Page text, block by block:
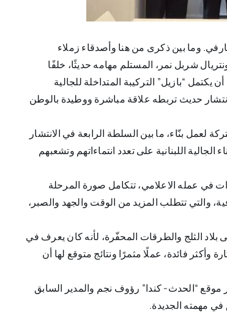
وما بين ذكرى من هنا وأصدقاء زملاء
شربل نمر، المستلم مهامه حديثًا، خلفًا
“بازيل” التركيبة المتداخلة للجالية
حديث تربطه علاقة مباشرة ووطيدة بالوطن
لعمل بنّاء، ما بين السلطة الرابعة في الانتشار
اللبنانية على تعدد انتماءاتهم وتشعبهم
في عمله الاعلامي، تتكامل صورة المرحلة
والتي تتطلب المزيد من الوقت والجهد والصبر،
الثلج والطرقات المحفّرة، لأنه كان يعرف في
فائدة، عملًا مثمرًا ونتائج متوقع لها أن
موقع “الحدث- كندا” رؤوف نجم والمدير السابق
في مهمته الجديدة.